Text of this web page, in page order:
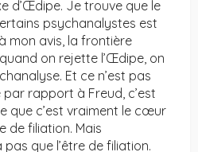
d’Œdipe. Je trouve que le
psychanalystes est
mon avis, la frontière
on rejette l’Œdipe, on
Et ce n’est pas
rapport à Freud, c’est
que c’est vraiment le cœur
de filiation. Mais
pas que l’être de filiation.